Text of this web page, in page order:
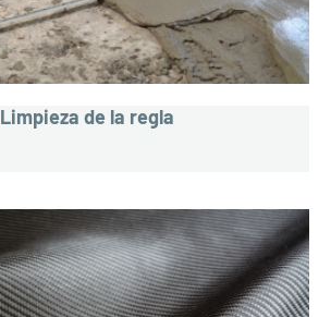
Limpieza de la regla